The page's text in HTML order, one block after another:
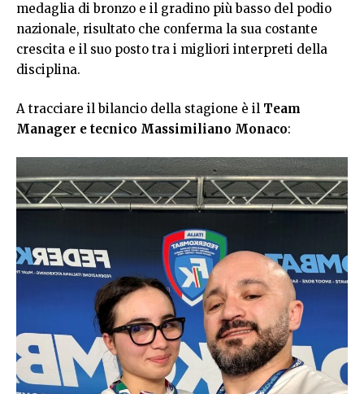
medaglia di bronzo e il gradino più basso del podio
nazionale, risultato che conferma la sua costante
crescita e il suo posto tra i migliori interpreti della
disciplina.
A tracciare il bilancio della stagione è il Team
Manager e tecnico Massimiliano Monaco: